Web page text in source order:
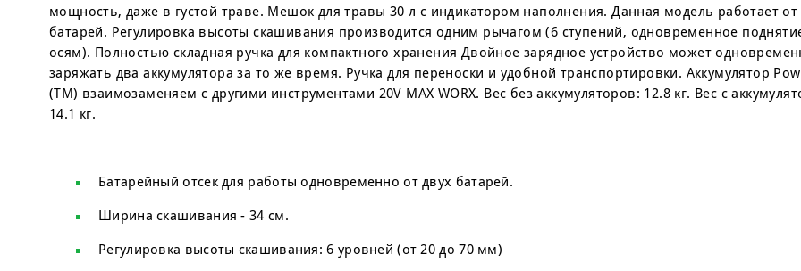
мощность, даже в густой траве. Мешок для травы 30 л с индикатором наполнения. Данная модель работает от
батарей. Регулировка высоты скашивания производится одним рычагом (6 ступений, одновременное
осям). Полностью складная ручка для компактного хранения Двойное зарядное устройство может
заряжать два аккумулятора за то же время. Ручка для переноски и удобной транспортировки. Аккумулятор
(TM) взаимозаменяем с другими инструментами 20V MAX WORX. Вес без аккумуляторов: 12.8 кг. Вес с
14.1 кг.
Батарейный отсек для работы одновременно от двух батарей.
Ширина скашивания - 34 см.
Регулировка высоты скашивания: 6 уровней (от 20 до 70 мм)